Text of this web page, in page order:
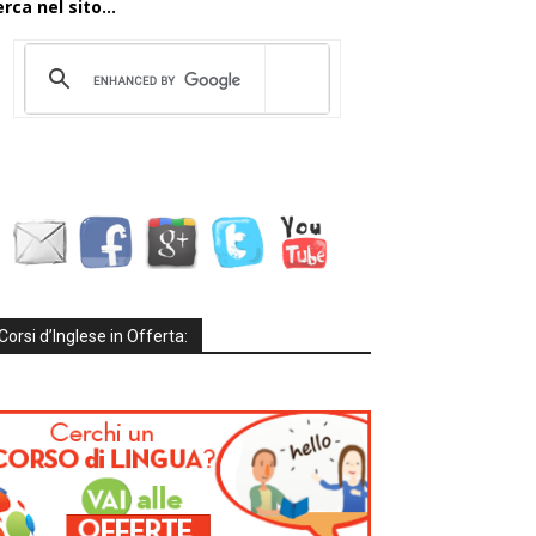
nel sito...
d’Inglese in Offerta: